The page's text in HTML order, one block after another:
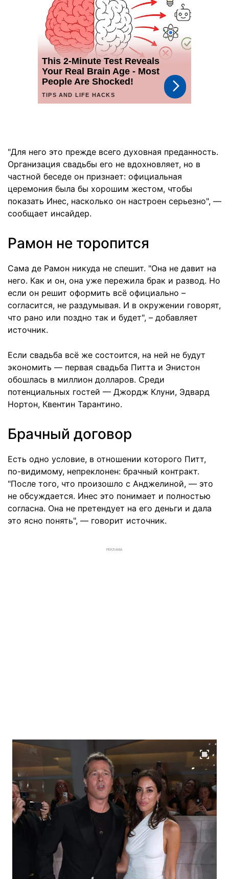
"Для него это прежде всего духовная преданность.
Организация свадьбы его не вдохновляет, но в
частной беседе он признает: официальная
церемония была бы хорошим жестом, чтобы
показать Инес, насколько он настроен серьезно", —
сообщает инсайдер.
Рамон не торопится
Сама де Рамон никуда не спешит. "Она не давит на
него. Как и он, она уже пережила брак и развод. Но
если он решит оформить всё официально –
согласится, не раздумывая. И в окружении говорят,
что рано или поздно так и будет", – добавляет
источник.
Если свадьба всё же состоится, на ней не будут
экономить — первая свадьба Питта и Энистон
обошлась в миллион долларов. Среди
потенциальных гостей — Джордж Клуни, Эдвард
Нортон, Квентин Тарантино.
Брачный договор
Есть одно условие, в отношении которого Питт,
по-видимому, непреклонен: брачный контракт.
"После того, что произошло с Анджелиной, — это
не обсуждается. Инес это понимает и полностью
согласна. Она не претендует на его деньги и дала
это ясно понять", — говорит источник.
РЕКЛАМА